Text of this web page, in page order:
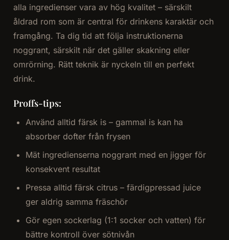
alla ingredienser vara av hög kvalitet – särskilt
åldrad rom som är central för drinkens karaktär och
framgång. Ta dig tid att följa instruktionerna
noggrant, särskilt när det gäller skakning eller
omrörning. Rätt teknik är nyckeln till en perfekt
drink.
Proffs-tips:
Använd alltid färsk is – gammal is kan ha
absorber dofter från frysen
Mät ingredienserna noggrant med en jigger för
konsekvent resultat
Pressa alltid färsk citrus – färdigpressad juice
ger aldrig samma fräschör
Gör egen sockerlag (1:1 socker och vatten) för
bättre kontroll över sötnivån